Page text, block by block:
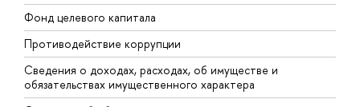
Фонд целевого капитала
Противодействие коррупции
Сведения о доходах, расходах, об имуществе и
обязательствах имущественного характера